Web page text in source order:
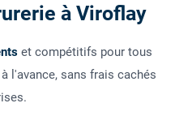
à Viroflay
et compétitifs pour tous
l'avance, sans frais cachés